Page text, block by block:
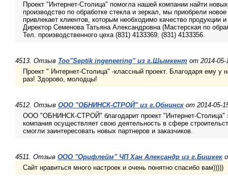
Проект "Интернет-Столица" помогла нашей компании найти
производство по обработке стекла и зеркал, мы приобрели
привлекает клиентов, которым необходимо качество продукции
Директор Семенова Татьяна Александровна (Мастерская по
Тел. производственного цеха (831) 4133369; (831) 4133356.
4513. Отзыв Тоо"Septik ingeneering" из г.Шымкент от 2014-05-
Проект " Интернет-Столица" -классный проект. Благодаря ему у
раз! Здорово, молодцы!
4512. Отзыв ООО "ОБНИНСК-СТРОЙ" из г.Обнинск от 2014-05-
ООО "ОБНИНСК-СТРОЙ" благодарит проект "Интернет-Столица"
компания осуществляет свою деятельность в сфере
смогли заинтересовать новых партнеров и заказчиков.
4511. Отзыв ООО "Орифлейм" ЧП Хан Александр из г.Бишкек
Сайт нравиться много настроек и очень понятно спасибо вам)))))